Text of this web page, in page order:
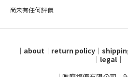
尚未有任何評價
｜ about｜ return policy｜
｜ legal｜